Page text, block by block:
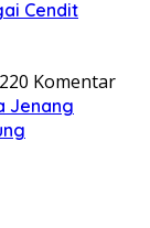
Cendit
0 Komentar
Jenang